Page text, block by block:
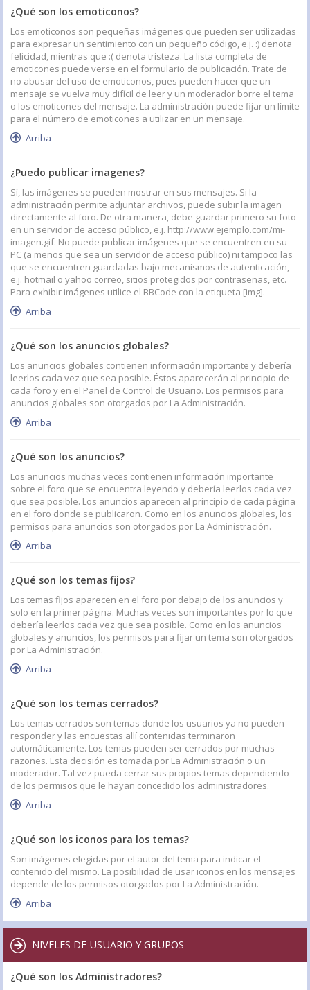
¿Qué son los emoticonos?
Los emoticonos son pequeñas imágenes que pueden ser utilizadas
para expresar un sentimiento con un pequeño código, e.j. :) denota
felicidad, mientras que :( denota tristeza. La lista completa de
emoticones puede verse en el formulario de publicación. Trate de
no abusar del uso de emoticonos, pues pueden hacer que un
mensaje se vuelva muy difícil de leer y un moderador borre el tema
o los emoticones del mensaje. La administración puede fijar un límite
para el número de emoticones a utilizar en un mensaje.
Arriba
¿Puedo publicar imagenes?
Sí, las imágenes se pueden mostrar en sus mensajes. Si la
administración permite adjuntar archivos, puede subir la imagen
directamente al foro. De otra manera, debe guardar primero su foto
en un servidor de acceso público, e.j. http://www.ejemplo.com/mi-
imagen.gif. No puede publicar imágenes que se encuentren en su
PC (a menos que sea un servidor de acceso público) ni tampoco las
que se encuentren guardadas bajo mecanismos de autenticación,
e.j. hotmail o yahoo correo, sitios protegidos por contraseñas, etc.
Para exhibir imágenes utilice el BBCode con la etiqueta [img].
Arriba
¿Qué son los anuncios globales?
Los anuncios globales contienen información importante y debería
leerlos cada vez que sea posible. Éstos aparecerán al principio de
cada foro y en el Panel de Control de Usuario. Los permisos para
anuncios globales son otorgados por La Administración.
Arriba
¿Qué son los anuncios?
Los anuncios muchas veces contienen información importante
sobre el foro que se encuentra leyendo y debería leerlos cada vez
que sea posible. Los anuncios aparecen al principio de cada página
en el foro donde se publicaron. Como en los anuncios globales, los
permisos para anuncios son otorgados por La Administración.
Arriba
¿Qué son los temas fijos?
Los temas fijos aparecen en el foro por debajo de los anuncios y
solo en la primer página. Muchas veces son importantes por lo que
debería leerlos cada vez que sea posible. Como en los anuncios
globales y anuncios, los permisos para fijar un tema son otorgados
por La Administración.
Arriba
¿Qué son los temas cerrados?
Los temas cerrados son temas donde los usuarios ya no pueden
responder y las encuestas allí contenidas terminaron
automáticamente. Los temas pueden ser cerrados por muchas
razones. Esta decisión es tomada por La Administración o un
moderador. Tal vez pueda cerrar sus propios temas dependiendo
de los permisos que le hayan concedido los administradores.
Arriba
¿Qué son los iconos para los temas?
Son imágenes elegidas por el autor del tema para indicar el
contenido del mismo. La posibilidad de usar iconos en los mensajes
depende de los permisos otorgados por La Administración.
Arriba
NIVELES DE USUARIO Y GRUPOS
¿Qué son los Administradores?